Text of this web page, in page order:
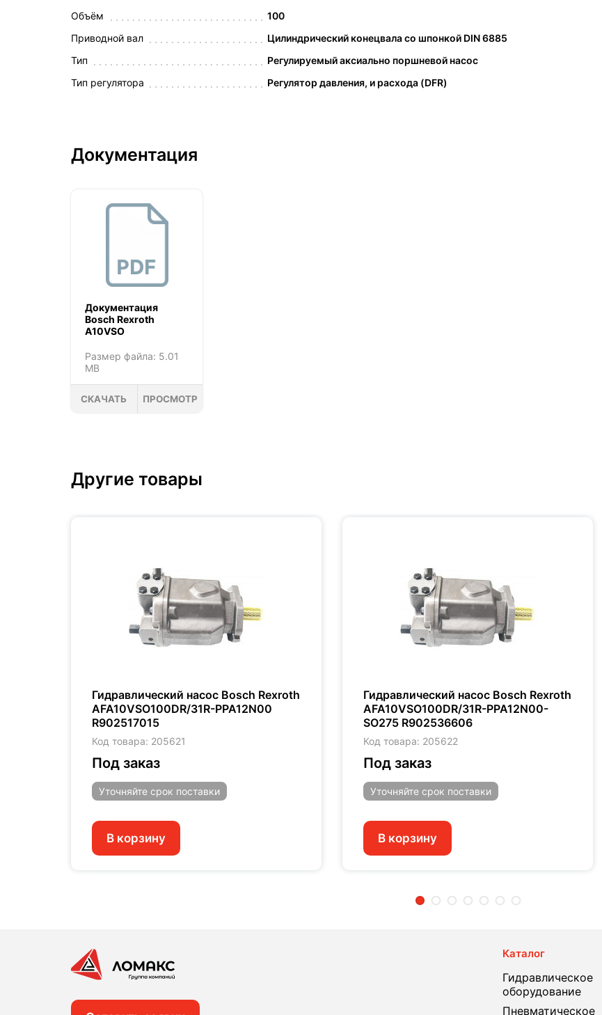
Объём
100
Приводной вал
Цилиндрический конецвала со шпонкой DIN 6885
Тип
Регулируемый аксиально поршневой насос
Тип регулятора
Регулятор давления, и расхода (DFR)
Документация
Документация
Bosch Rexroth
A10VSO
Размер файла: 5.01
MB
СКАЧАТЬ ПРОСМОТР
Другие товары
Гидравлический насос Bosch Rexroth
AFA10VSO100DR/31R-PPA12N00
R902517015
Код товара: 205621
Под заказ
Уточняйте срок поставки
В корзину
Гидравлический насос Bosch Rexroth
AFA10VSO100DR/31R-PPA12N00-
SO275 R902536606
Код товара: 205622
Под заказ
Уточняйте срок поставки
В корзину
Каталог
Гидравлическое
оборудование
Пневматическое